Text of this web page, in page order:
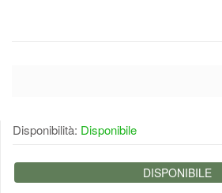
Disponibilità: Disponibile
DISPONIBILE